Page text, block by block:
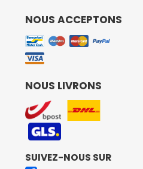
NOUS ACCEPTONS
NOUS LIVRONS
SUIVEZ-NOUS SUR